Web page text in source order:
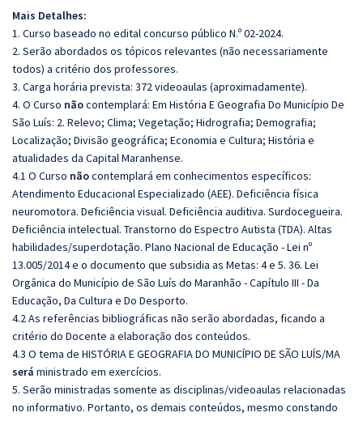
Mais Detalhes:
1. Curso baseado no edital concurso público N.º 02-2024.
2. Serão abordados os tópicos relevantes (não necessariamente
todos) a critério dos professores.
3. Carga horária prevista: 372 videoaulas (aproximadamente).
4. O Curso nãocontemplará: Em História E Geografia Do Município De
São Luís: 2. Relevo; Clima; Vegetação; Hidrografia; Demografia;
Localização; Divisão geográfica; Economia e Cultura; História e
atualidades da Capital Maranhense.
4.1 O Curso nãocontemplará em conhecimentos específicos:
Atendimento Educacional Especializado (AEE). Deficiência física
neuromotora. Deficiência visual. Deficiência auditiva. Surdocegueira.
Deficiência intelectual. Transtorno do Espectro Autista (TDA). Altas
habilidades/superdotação. Plano Nacional de Educação - Lei nº
13.005/2014 e o documento que subsidia as Metas: 4 e 5. 36. Lei
Orgânica do Município de São Luís do Maranhão - Capítulo III - Da
Educação, Da Cultura e Do Desporto.
4.2 As referências bibliográficas não serão abordadas, ficando a
critério do Docente a elaboração dos conteúdos.
4.3 O tema de HISTÓRIA E GEOGRAFIA DO MUNICÍPIO DE SÃO LUÍS/MA
será ministrado em exercícios.
5. Serão ministradas somente as disciplinas/videoaulas relacionadas
no informativo. Portanto, os demais conteúdos, mesmo constando